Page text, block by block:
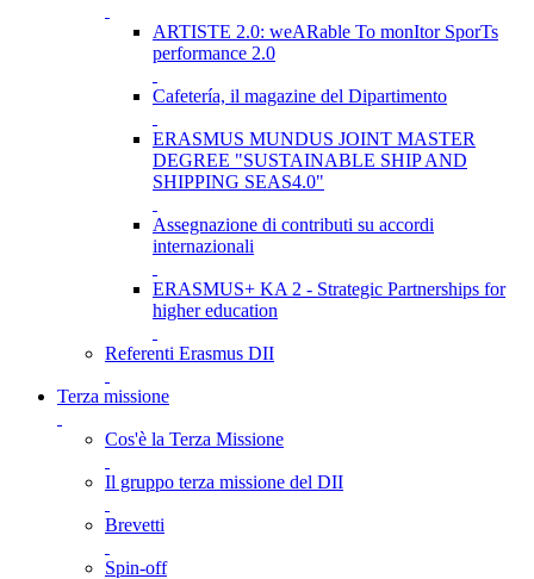
ARTISTE 2.0: weARable To monItor SporTs
performance 2.0
Cafetería, il magazine del Dipartimento
ERASMUS MUNDUS JOINT MASTER
DEGREE "SUSTAINABLE SHIP AND
SHIPPING SEAS4.0"
Assegnazione di contributi su accordi
internazionali
ERASMUS+ KA 2 - Strategic Partnerships for
higher education
Referenti Erasmus DII
Terza missione
Cos'è la Terza Missione
Il gruppo terza missione del DII
Brevetti
Spin-off